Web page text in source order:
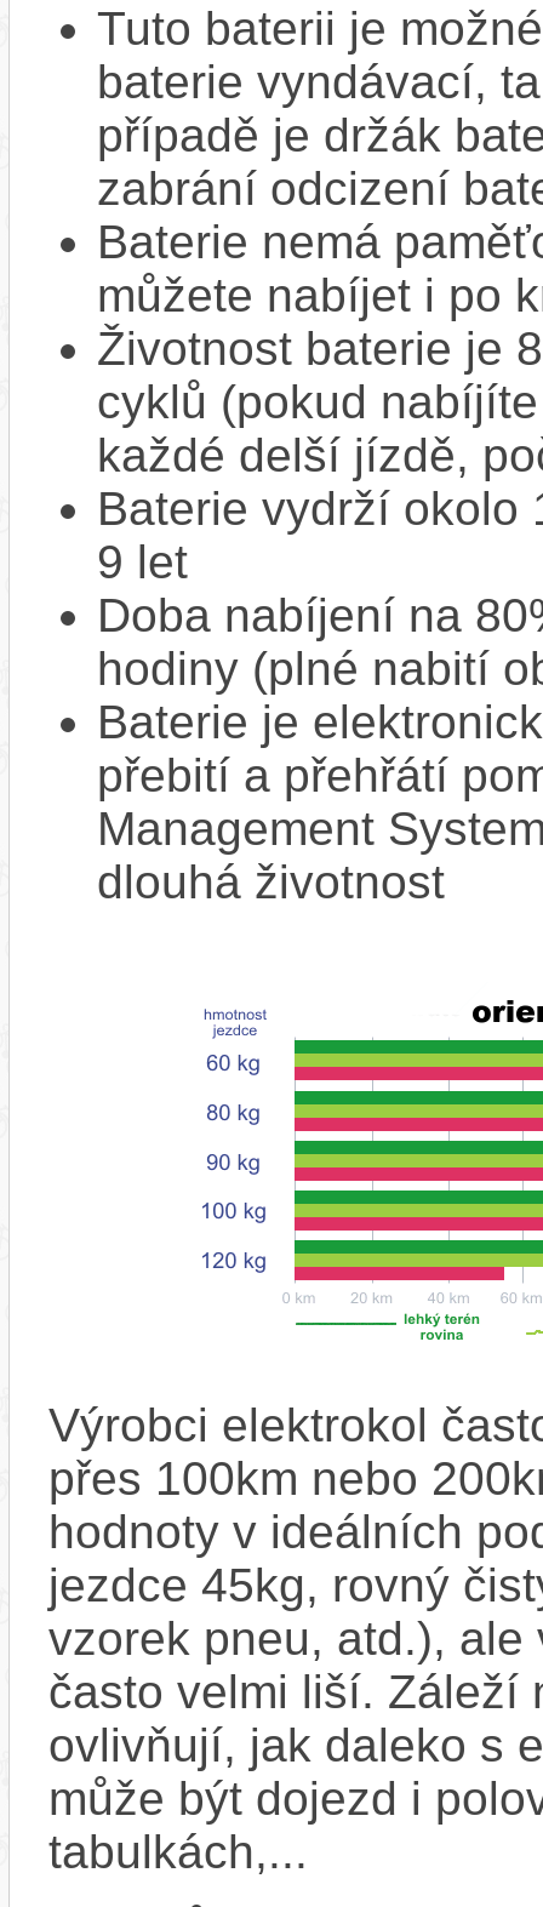
Tuto baterii je
baterie vyndávací,
případě je držák
zabrání odcizení
Baterie nemá
můžete nabíjet i po
Životnost baterie je
cyklů (pokud
každé delší jízdě,
Baterie vydrží okolo
9 let
Doba nabíjení na
hodiny (plné nabití
Baterie je
přebití a přehřátí
Management
dlouhá životnost
Výrobci elektrokol
přes 100km nebo
hodnoty v ideálních
jezdce 45kg, rovný
vzorek pneu, atd.),
často velmi liší. Záleží
ovlivňují, jak daleko s
může být dojezd i
tabulkách,...